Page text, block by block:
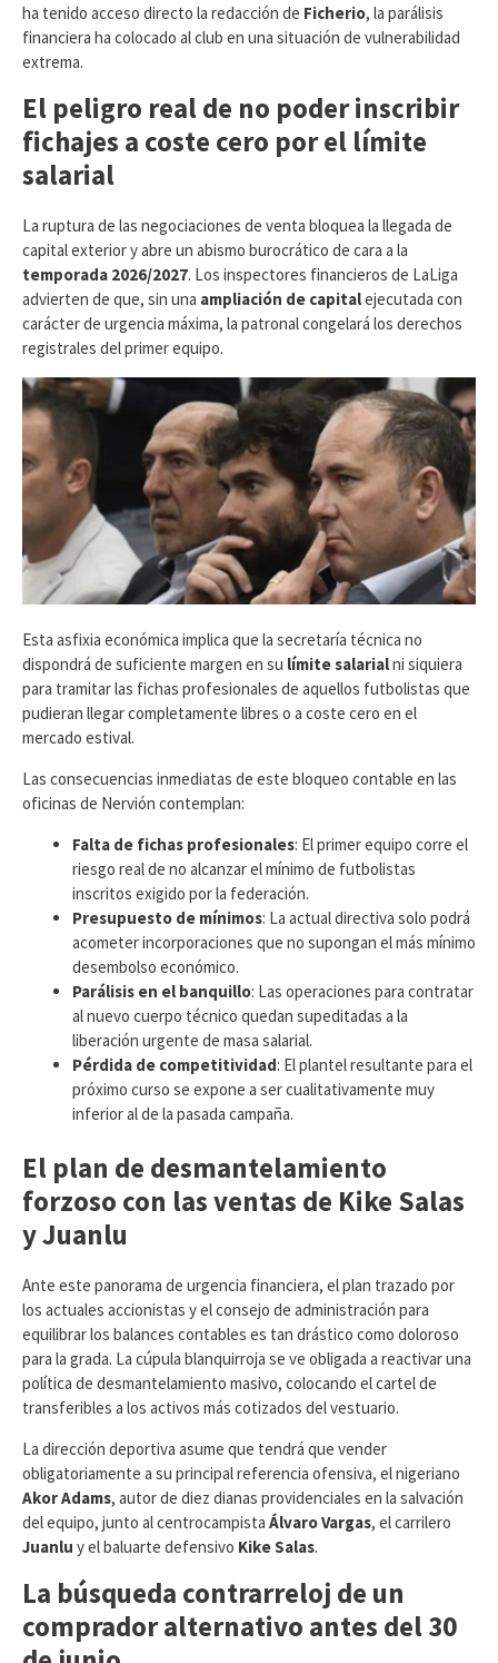
ha tenido acceso directo la redacción de Ficherio, la parálisis
financiera ha colocado al club en una situación de vulnerabilidad
extrema.
El peligro real de no poder inscribir
fichajes a coste cero por el límite
salarial
​La ruptura de las negociaciones de venta bloquea la llegada de
capital exterior y abre un abismo burocrático de cara a la
temporada 2026/2027. Los inspectores financieros de LaLiga
advierten de que, sin una ampliación de capitalejecutada con
carácter de urgencia máxima, la patronal congelará los derechos
registrales del primer equipo.
Esta asfixia económica implica que la secretaría técnica no
dispondrá de suficiente margen en su límite salarialni siquiera
para tramitar las fichas profesionales de aquellos futbolistas que
pudieran llegar completamente libres o a coste cero en el
mercado estival.
​Las consecuencias inmediatas de este bloqueo contable en las
oficinas de Nervión contemplan:
Falta de fichas profesionales: El primer equipo corre el
riesgo real de no alcanzar el mínimo de futbolistas
inscritos exigido por la federación.
Presupuesto de mínimos: La actual directiva solo podrá
acometer incorporaciones que no supongan el más mínimo
desembolso económico.
Parálisis en el banquillo: Las operaciones para contratar
al nuevo cuerpo técnico quedan supeditadas a la
liberación urgente de masa salarial.
Pérdida de competitividad: El plantel resultante para el
próximo curso se expone a ser cualitativamente muy
inferior al de la pasada campaña.
El plan de desmantelamiento
forzoso con las ventas de Kike Salas
y Juanlu
​Ante este panorama de urgencia financiera, el plan trazado por
los actuales accionistas y el consejo de administración para
equilibrar los balances contables es tan drástico como doloroso
para la grada. La cúpula blanquirroja se ve obligada a reactivar una
política de desmantelamiento masivo, colocando el cartel de
transferibles a los activos más cotizados del vestuario.
La dirección deportiva asume que tendrá que vender
obligatoriamente a su principal referencia ofensiva, el nigeriano
Akor Adams, autor de diez dianas providenciales en la salvación
del equipo, junto al centrocampista Álvaro Vargas, el carrilero
Juanlu y el baluarte defensivo Kike Salas.
La búsqueda contrarreloj de un
comprador alternativo antes del 30